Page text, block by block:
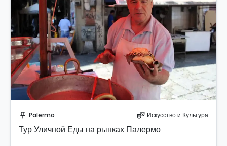
push_pin Palermo theater_comedy Искусство и Культура
Тур Уличной Еды на рынках Палермо